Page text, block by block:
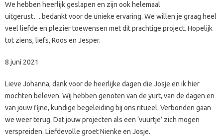
We hebben heerlijk geslapen en zijn ook helemaal
uitgerust….bedankt voor de unieke ervaring. We willen je graag heel
veel liefde en plezier toewensen met dit prachtige project. Hopelijk
tot ziens, liefs, Roos en Jesper.
8 juni 2021
Lieve Johanna, dank voor de heerlijke dagen die Josje en ik hier
mochten beleven. Wij hebben genoten van de yurt, van de dagen en
van jouw fijne, kundige begeleiding bij ons ritueel. Verbonden gaan
we weer terug. Dat jouw projecten als een ‘vuurtje’ zich mogen
verspreiden. Liefdevolle groet Nienke en Josje.